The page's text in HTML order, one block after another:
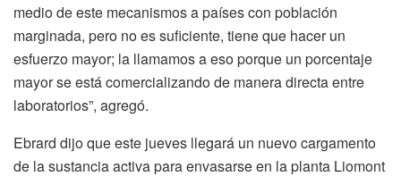
medio de este mecanismos a países con población
marginada, pero no es suficiente, tiene que hacer un
esfuerzo mayor; la llamamos a eso porque un porcentaje
mayor se está comercializando de manera directa entre
laboratorios”, agregó.
Ebrard dijo que este jueves llegará un nuevo cargamento
de la sustancia activa para envasarse en la planta Liomont